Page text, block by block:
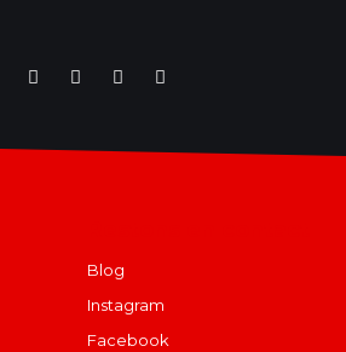
Blog
Instagram
Facebook